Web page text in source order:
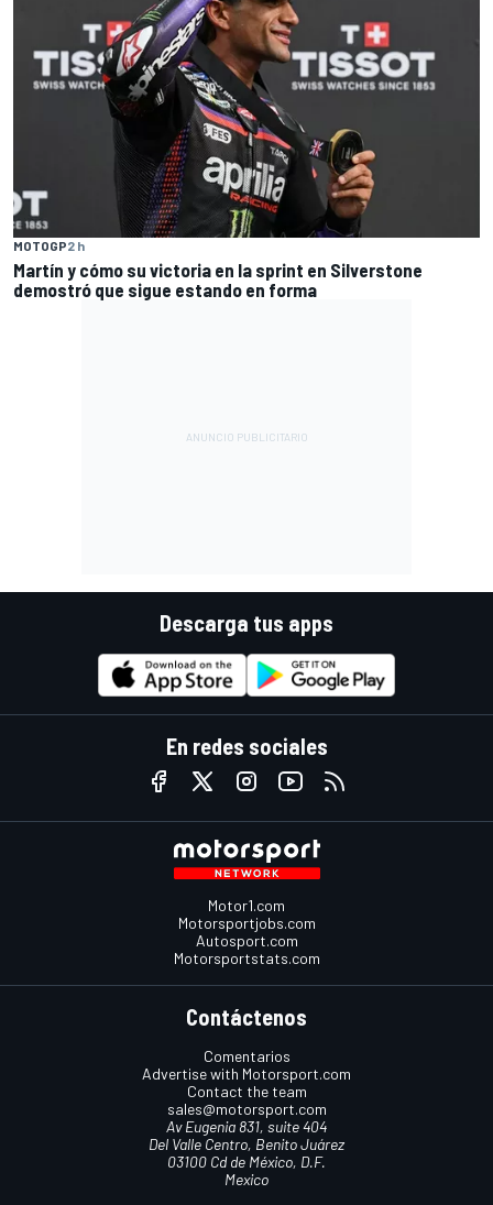
MOTOGP2 h
Martín y cómo su victoria en la sprint en Silverstone
demostró que sigue estando en forma
Descarga tus apps
En redes sociales
Motor1.com
Motorsportjobs.com
Autosport.com
Motorsportstats.com
Contáctenos
Comentarios
Advertise with Motorsport.com
Contact the team
sales@motorsport.com
Av Eugenia 831, suite 404
Del Valle Centro, Benito Juárez
03100 Cd de México, D.F.
Mexico